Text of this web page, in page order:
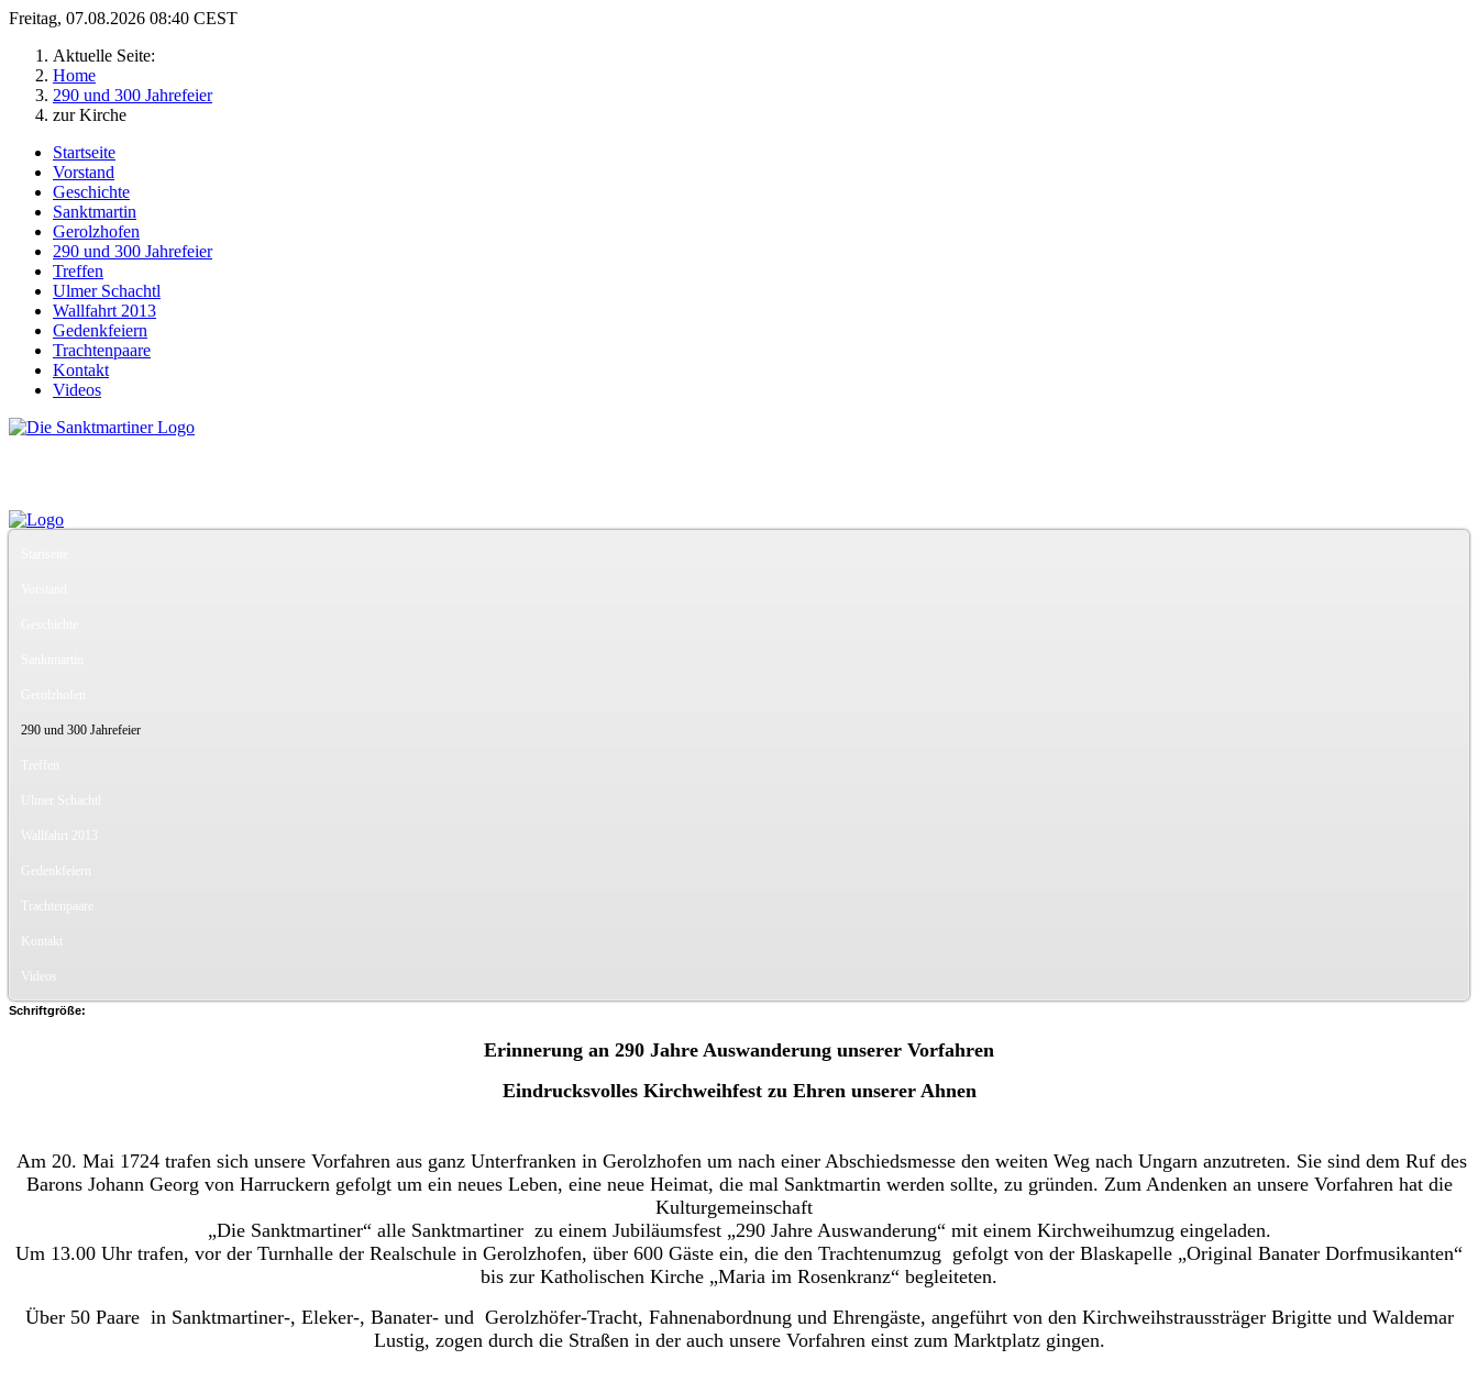
Freitag, 07.08.2026 08:40 CEST
Aktuelle Seite:
Home
290 und 300 Jahrefeier
zur Kirche
Startseite
Vorstand
Geschichte
Sanktmartin
Gerolzhofen
290 und 300 Jahrefeier
Treffen
Ulmer Schachtl
Wallfahrt 2013
Gedenkfeiern
Trachtenpaare
Kontakt
Videos
290 und 300 Jahrefeier
Wallfahrt 2013
Gedenkfeiern
Trachtenpaare
Kontakt
Videos
Schriftgröße:
Erinnerung an 290 Jahre Auswanderung unserer Vorfahren
Eindrucksvolles Kirchweihfest zu Ehren unserer Ahnen
Am 20. Mai 1724 trafen sich unsere Vorfahren aus ganz Unterfranken in Gerolzhofen um nach einer Abschiedsmesse den weiten Weg nach Ungarn anzutreten. Sie sind dem Ruf des
Barons Johann Georg von Harruckern gefolgt um ein neues Leben, eine neue Heimat, die mal Sanktmartin werden sollte, zu gründen. Zum Andenken an unsere Vorfahren hat die
Kulturgemeinschaft
„Die Sanktmartiner“ alle Sanktmartiner zu einem Jubiläumsfest „290 Jahre Auswanderung“ mit einem Kirchweihumzug eingeladen.
Um 13.00 Uhr trafen, vor der Turnhalle der Realschule in Gerolzhofen, über 600 Gäste ein, die den Trachtenumzug gefolgt von der Blaskapelle „Original Banater Dorfmusikanten“
bis zur Katholischen Kirche „Maria im Rosenkranz“ begleiteten.
Über 50 Paare in Sanktmartiner-, Eleker-, Banater- und Gerolzhöfer-Tracht, Fahnenabordnung und Ehrengäste, angeführt von den Kirchweihstraussträger Brigitte und Waldemar
Lustig, zogen durch die Straßen in der auch unsere Vorfahren einst zum Marktplatz gingen.